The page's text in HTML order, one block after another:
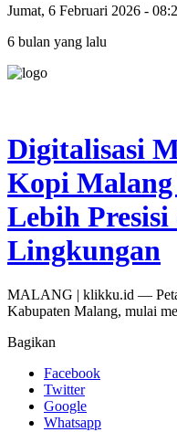
Jumat, 6 Februari 2026 -
6 bulan yang lalu
Digitalisasi
Kopi
Lebih
Lingkungan
MALANG | klikku.id —
Kabupaten Malang, mulai
Bagikan
Facebook
Twitter
Google
Whatsapp